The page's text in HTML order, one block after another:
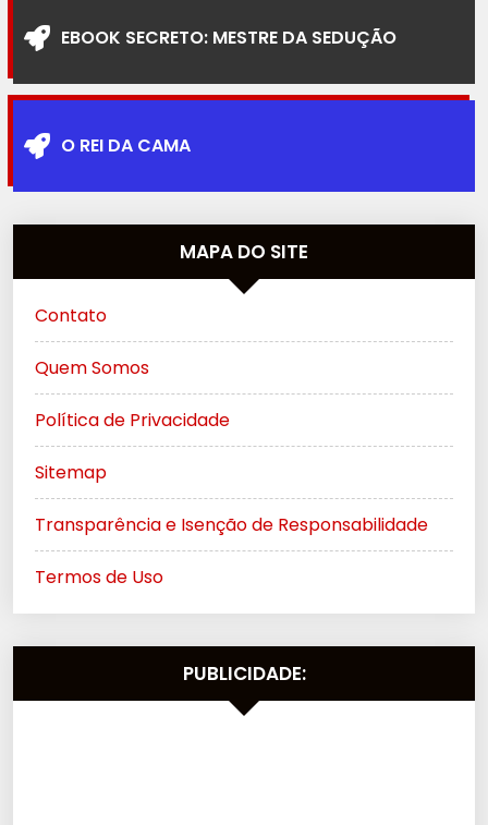
EBOOK SECRETO: MESTRE DA SEDUÇÃO
O REI DA CAMA
MAPA DO SITE
Contato
Quem Somos
Política de Privacidade
Sitemap
Transparência e Isenção de Responsabilidade
Termos de Uso
PUBLICIDADE: